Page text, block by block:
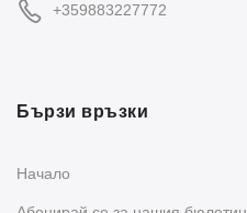
+359883227772
Бързи връзки
Начало